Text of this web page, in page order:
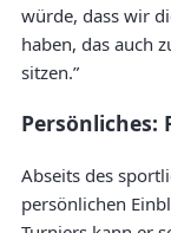
würde, dass wir
haben, das auch
sitzen.”
Persönliches:
Abseits des
persönlichen